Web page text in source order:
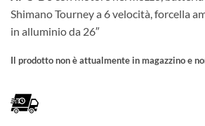
Shimano Tourney a 6 velocità, forcella
in alluminio da 26″
Il prodotto non è attualmente in magazzino e